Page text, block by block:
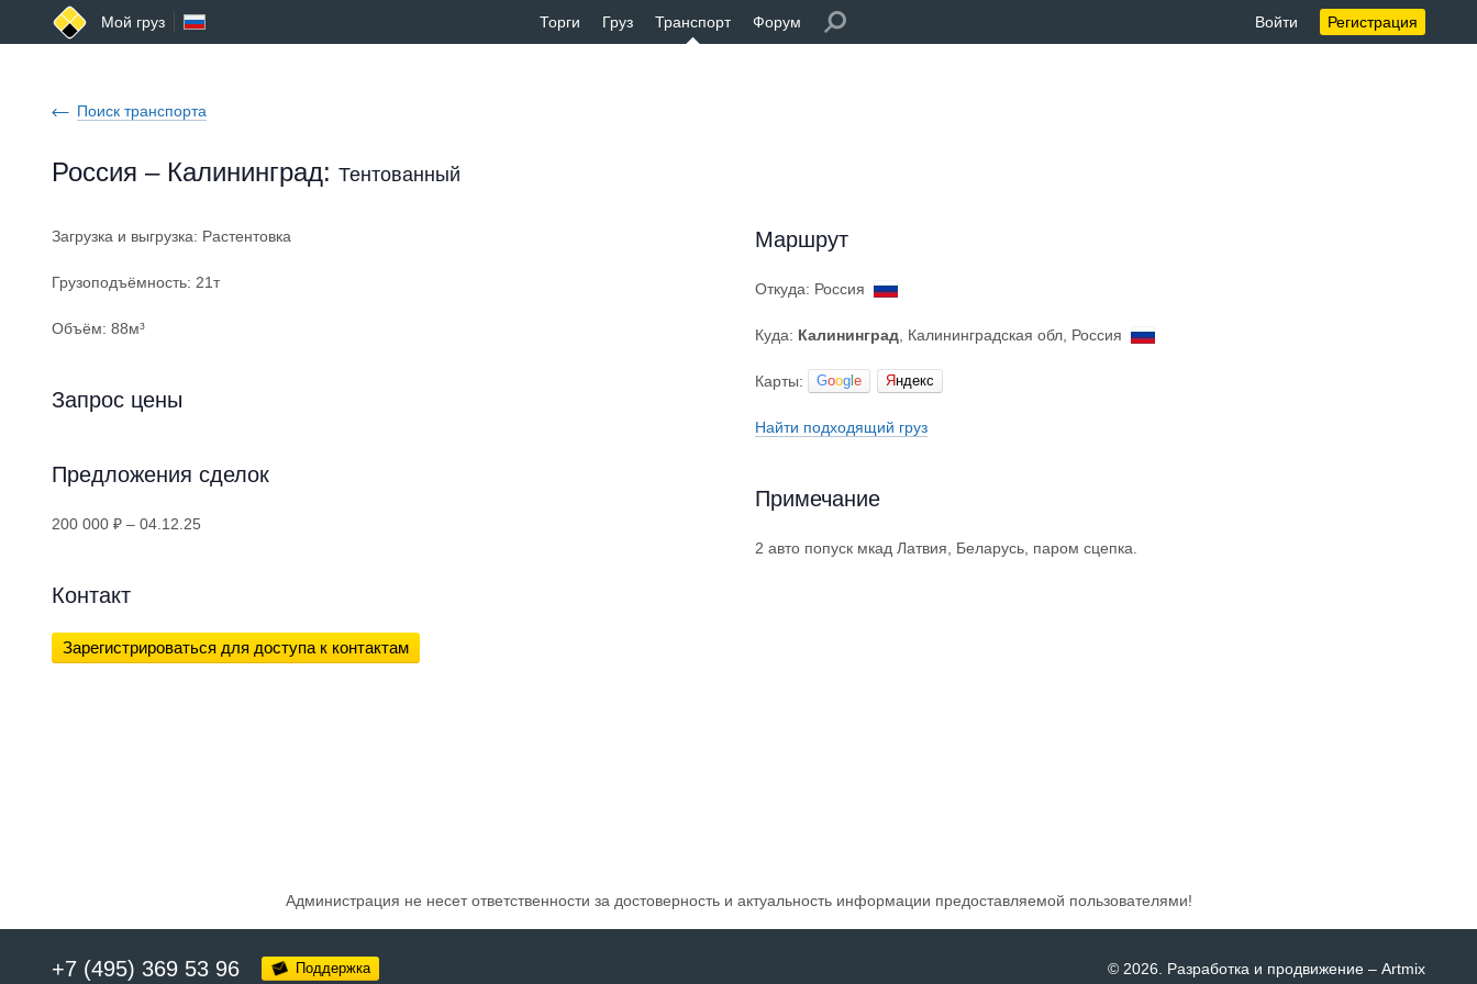
Мой груз Торги Груз Транспорт Форум Войти Регистрация
Поиск транспорта
Россия – Калининград: Тентованный
Загрузка и выгрузка: Растентовка
Грузоподъёмность: 21т
Объём: 88м³
Запрос цены
Предложения сделок
200 000 ₽ – 04.12.25
Контакт
Зарегистрироваться для доступа к контактам
Маршрут
Откуда: Россия
Куда: Калининград , Калининградская обл, Россия
Карты: Goog e Яндекс
Найти подходящий груз
Примечание
2 авто попуск мкад Латвия, Беларусь, паром сцепка.
Администрация не несет ответственности за достоверность и актуальность информации предоставляемой пользователями!
+7 (495) 369 53 96 Поддержка © 2026 . Разработка и продвижение – Artmix